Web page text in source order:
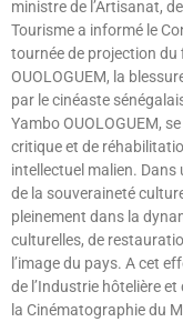
ministre de l’Artisanat,
Tourisme a informé le
tournée de projection
OUOLOGUEM, la
par le cinéaste
Yambo OUOLOGUEM,
critique et de
intellectuel malien.
de la souveraineté
pleinement dans la
culturelles, de
l’image du pays. A cet
de l’Industrie hôtelière
la Cinématographie du